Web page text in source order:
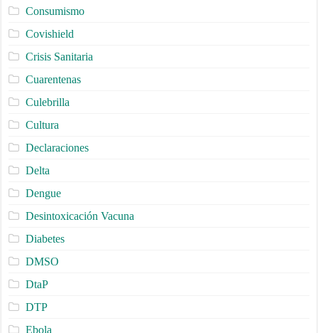
Consumismo
Covishield
Crisis Sanitaria
Cuarentenas
Culebrilla
Cultura
Declaraciones
Delta
Dengue
Desintoxicación Vacuna
Diabetes
DMSO
DtaP
DTP
Ebola